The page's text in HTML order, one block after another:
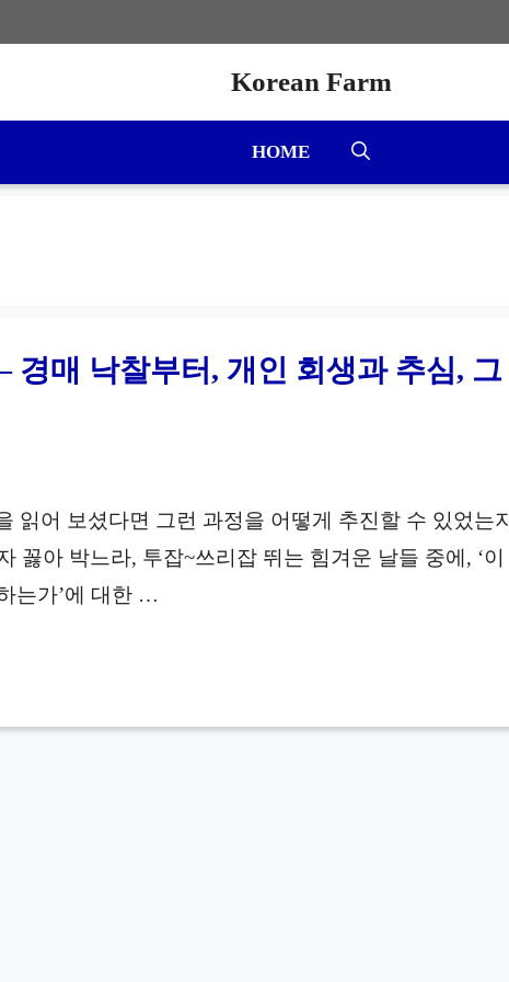
Korean Farm
HOME
경매 낙찰부터, 개인 회생과 추심, 그
읽어 보셨다면 그런 과정을 어떻게 추진할 수 있었는지
꼻아 박느라, 투잡~쓰리잡 뛰는 힘겨운 날들 중에, ‘이
는가’에 대한 …